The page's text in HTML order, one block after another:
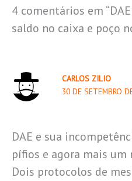
4 comentários em
saldo no caixa e poço
CARLOS ZILIO
30 DE SETEMBRO
DAE e sua
pífios e agora mais um
Dois protocolos de